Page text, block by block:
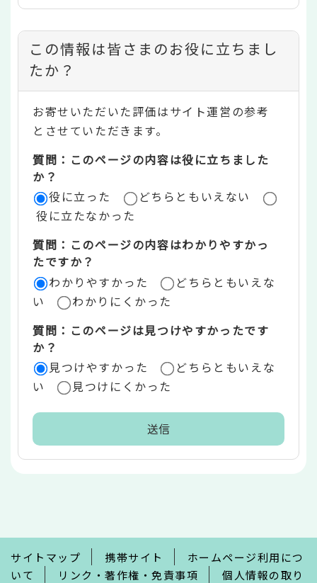
コ
ン
テ
ン
ツ
評
価
リ
ア
この情報は皆さまのお役に立ちまし
たか？
お寄せいただいた評価はサイト運営の参考
とさせていただきます。
質問：このページの内容は役に立ちました
か？
役に立った
どちらともいえない
役に立たなかった
質問：このページの内容はわかりやすかっ
たですか？
わかりやすかった
どちらともいえな
い
わかりにくかった
質問：このページは見つけやすかったです
か？
見つけやすかった
どちらともいえな
い
見つけにくかった
で
サイトマップ 携帯サイト
ホームページ利用につ
いて
リンク・著作権・免責事項
個人情報の取り